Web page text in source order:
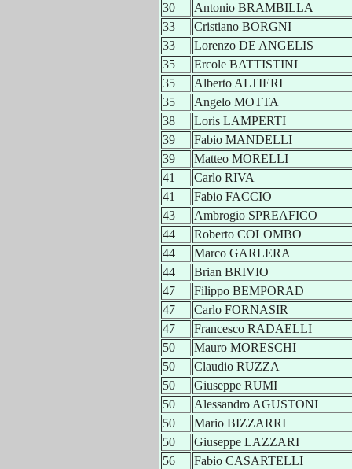
30
Antonio BRAMBILLA
33
Cristiano BORGNI
33
Lorenzo DE ANGELIS
35
Ercole BATTISTINI
35
Alberto ALTIERI
35
Angelo MOTTA
38
Loris LAMPERTI
39
Fabio MANDELLI
39
Matteo MORELLI
41
Carlo RIVA
41
Fabio FACCIO
43
Ambrogio SPREAFICO
44
Roberto COLOMBO
44
Marco GARLERA
44
Brian BRIVIO
47
Filippo BEMPORAD
47
Carlo FORNASIR
47
Francesco RADAELLI
50
Mauro MORESCHI
50
Claudio RUZZA
50
Giuseppe RUMI
50
Alessandro AGUSTONI
50
Mario BIZZARRI
50
Giuseppe LAZZARI
56
Fabio CASARTELLI